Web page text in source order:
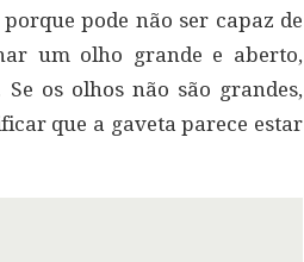
pode não ser capaz de
um olho grande e aberto,
os olhos não são grandes,
que a gaveta parece estar